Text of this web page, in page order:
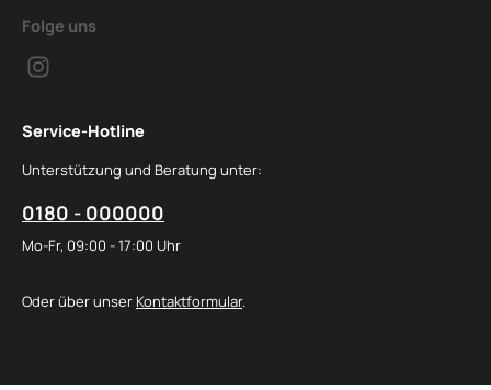
Folge uns
Service-Hotline
Unterstützung und Beratung unter:
0180 - 000000
Mo-Fr, 09:00 - 17:00 Uhr
Oder über unser Kontaktformular.